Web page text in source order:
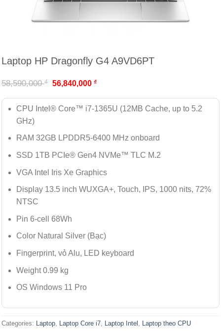
Laptop HP Dragonfly G4 A9VD6PT
58,590,000₫ 56,840,000₫
CPU Intel® Core™ i7-1365U (12MB Cache, up to 5.2
GHz)
RAM 32GB LPDDR5-6400 MHz onboard
SSD 1TB PCIe® Gen4 NVMe™ TLC M.2
VGA Intel Iris Xe Graphics
Display 13.5 inch WUXGA+, Touch, IPS, 1000 nits, 72%
NTSC
Pin 6-cell 68Wh
Color Natural Silver (Bạc)
Fingerprint, vỏ Alu, LED keyboard
Weight 0.99 kg
OS Windows 11 Pro
Categories: Laptop Laptop Core i7 Laptop Intel Laptop theo CPU